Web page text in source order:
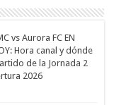
vs Aurora FC EN
Hora canal y dónde
de la Jornada 2
2026